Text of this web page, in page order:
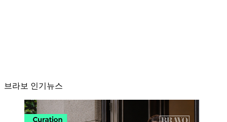
브라보 인기뉴스